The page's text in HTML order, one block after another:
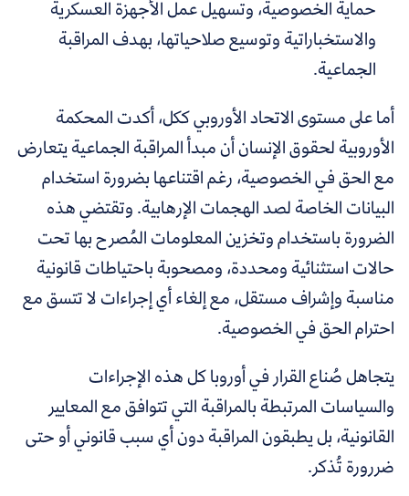
حماية الخصوصية، وتسهيل عمل الأجهزة العسكرية
والاستخباراتية وتوسيع صلاحياتها، بهدف المراقبة
الجماعية.
أما على مستوى الاتحاد الأوروبي ككل، أكدت المحكمة
الأوروبية لحقوق الإنسان أن مبدأ المراقبة الجماعية يتعارض
مع الحق في الخصوصية، رغم اقتناعها بضرورة استخدام
البيانات الخاصة لصد الهجمات الإرهابية. وتقتضي هذه
الضرورة باستخدام وتخزين المعلومات المُصرح بها تحت
حالات استثنائية ومحددة، ومصحوبة باحتياطات قانونية
مناسبة وإشراف مستقل، مع إلغاء أي إجراءات لا تتسق مع
احترام الحق في الخصوصية.
يتجاهل صُناع القرار في أوروبا كل هذه الإجراءات
والسياسات المرتبطة بالمراقبة التي تتوافق مع المعايير
القانونية، بل يطبقون المراقبة دون أي سبب قانوني أو حتى
ضررورة تُذكر.